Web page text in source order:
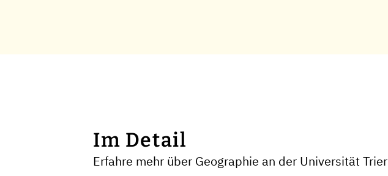
Im Detail
Erfahre mehr über Geographie an der Universität Trier